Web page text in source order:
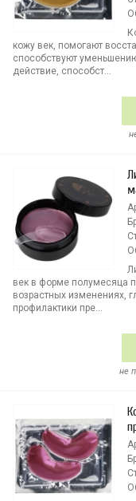
кожу век, помогают
способствуют
действие, способст...
век в форме полумесяца
возрастных изменениях,
профилактики пре...
не